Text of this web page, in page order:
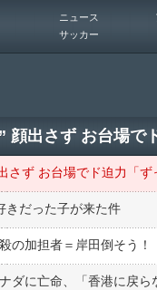
ニュース
サッカー
顔出さず お台場
さず お台場でド迫力「
きだった子が来た件
の加担者＝岸田倒そう！
ダに亡命、「香港に戻